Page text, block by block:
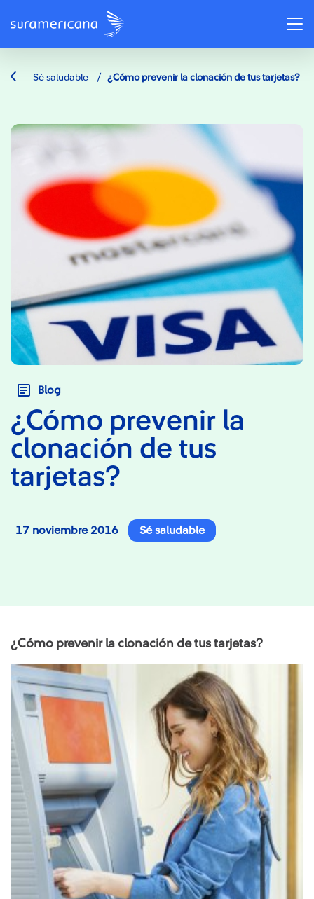
Sé saludable / ¿Cómo prevenir la clonación de tus tarjetas?
Blog
¿Cómo prevenir la
clonación de tus
tarjetas?
17 noviembre 2016 Sé saludable
¿Cómo prevenir la clonación de tus tarjetas?